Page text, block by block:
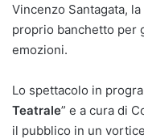
Vincenzo Santagata,
proprio banchetto per
emozioni.
Lo spettacolo in
Teatrale” e a cura di
il pubblico in un